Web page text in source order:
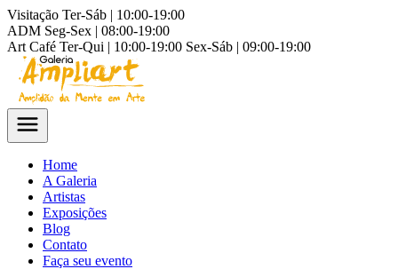
Visitação Ter-Sáb | 10:00-19:00
ADM Seg-Sex | 08:00-19:00
Art Café Ter-Qui | 10:00-19:00 Sex-Sáb | 09:00-19:00
Home
A Galeria
Artistas
Exposições
Blog
Contato
Faça seu evento